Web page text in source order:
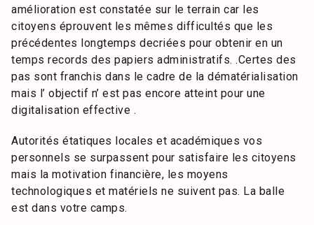
amélioration est constatée sur le terrain car les
citoyens éprouvent les mêmes difficultés que les
précédentes longtemps decriées pour obtenir en un
temps records des papiers administratifs. .Certes des
pas sont franchis dans le cadre de la dématérialisation
mais l’ objectif n’ est pas encore atteint pour une
digitalisation effective .
Autorités étatiques locales et académiques vos
personnels se surpassent pour satisfaire les citoyens
mais la motivation financière, les moyens
technologiques et matériels ne suivent pas. La balle
est dans votre camps.